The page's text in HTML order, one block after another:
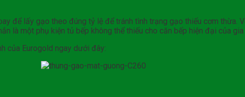
để lấy gạo theo đúng tỷ lệ để tránh tình trạng gạo thiếu cơm thừa.
là một phụ kiện tủ bếp không thể thiếu cho căn bếp hiện đại của gia
của Eurogold ngay dưới đây: